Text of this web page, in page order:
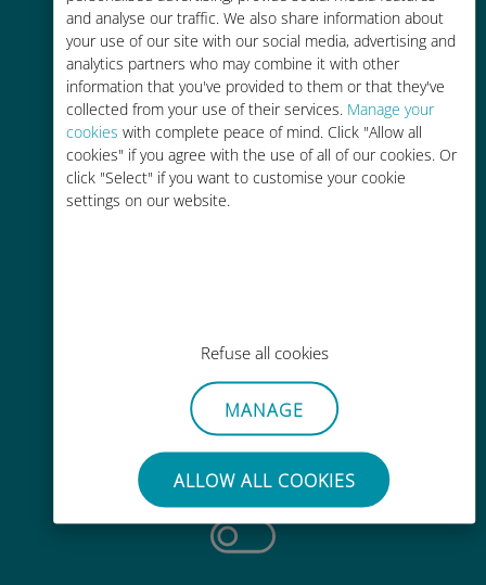
and analyse our traffic. We also share information about
your use of our site with our social media, advertising and
analytics partners who may combine it with other
information that you've provided to them or that they've
collected from your use of their services. Manage your
cookies with complete peace of mind. Click "Allow all
cookies" if you agree with the use of all of our cookies. Or
click "Select" if you want to customise your cookie
settings on our website.
Refuse all cookies
MANAGE
ALLOW ALL COOKIES
90% 저렴합니다.
간편한 충전
Wi-Fi나 남은 데이터가 없어도 Ubigi
간편한
기존 SIM 카드를 제거할 필요가 없습
니다.